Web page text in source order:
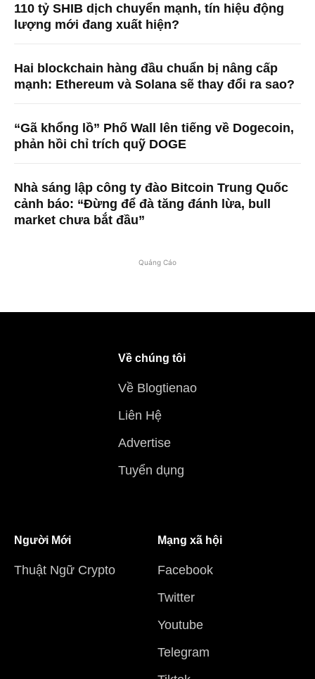
110 tỷ SHIB dịch chuyển mạnh, tín hiệu động
lượng mới đang xuất hiện?
Hai blockchain hàng đầu chuẩn bị nâng cấp
mạnh: Ethereum và Solana sẽ thay đổi ra sao?
“Gã khổng lồ” Phố Wall lên tiếng về Dogecoin,
phản hồi chỉ trích quỹ DOGE
Nhà sáng lập công ty đào Bitcoin Trung Quốc
cảnh báo: “Đừng để đà tăng đánh lừa, bull
market chưa bắt đầu”
Quảng Cáo
Về chúng tôi
Về Blogtienao
Liên Hệ
Advertise
Tuyển dụng
Người Mới
Thuật Ngữ Crypto
Mạng xã hội
Facebook
Twitter
Youtube
Telegram